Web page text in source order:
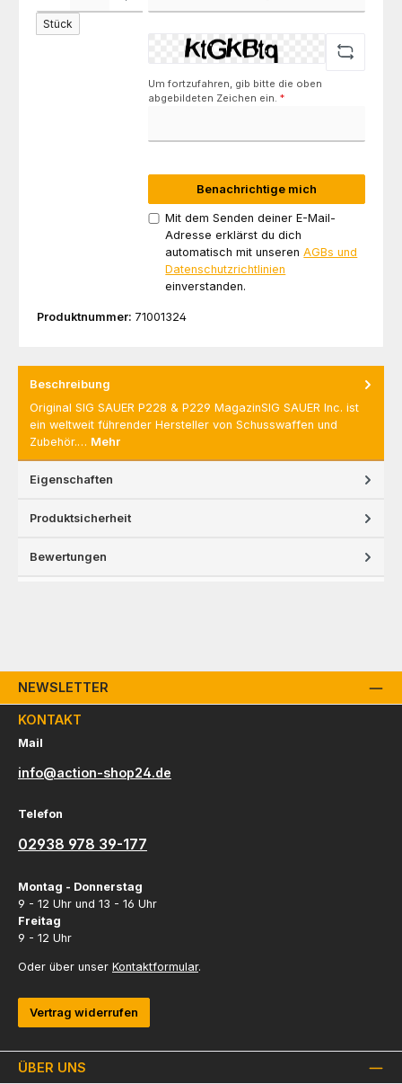
Stück
Um fortzufahren, gib bitte die oben
abgebildeten Zeichen ein.*
Benachrichtige mich
Mit dem Senden deiner E-Mail-
Adresse erklärst du dich
automatisch mit unserenAGBs und
Datenschutzrichtlinien
einverstanden.
Produktnummer: 71001324
Beschreibung
Original SIG SAUER P228 & P229 MagazinSIG SAUER Inc. ist
ein weltweit führender Hersteller von Schusswaffen und
Zubehör.… Mehr
Eigenschaften
Produktsicherheit
Bewertungen
NEWSLETTER
ÜBER UNS
KONTAKT
Mail
info@action-shop24.de
Telefon
02938 978 39-177
Montag - Donnerstag
9 - 12 Uhr und 13 - 16 Uhr
Freitag
9 - 12 Uhr
Oder über unser Kontaktformular.
Vertrag widerrufen